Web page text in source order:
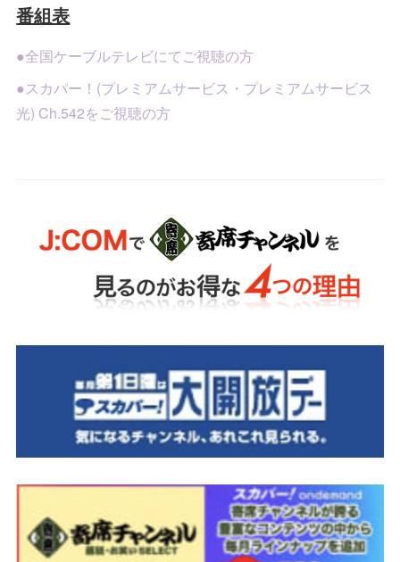
番組表
●全国ケーブルテレビにてご視聴の方
●スカパー！(プレミアムサービス・プレミアムサービス
光) Ch.542をご視聴の方